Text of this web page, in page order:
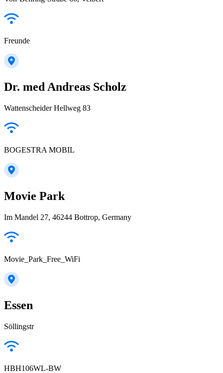
Freunde
Dr. med Andreas Scholz
Wattenscheider Hellweg 83
BOGESTRA MOBIL
Movie Park
Im Mandel 27, 46244 Bottrop, Germany
Movie_Park_Free_WiFi
Essen
Söllingstr
HBH106WL-BW